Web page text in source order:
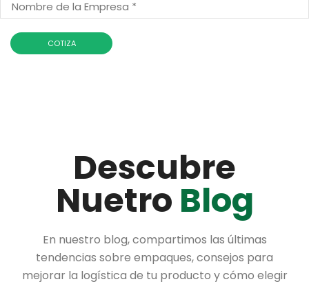
Descubre
Nuetro Blog
En nuestro blog, compartimos las últimas
tendencias sobre empaques, consejos para
mejorar la logística de tu producto y cómo elegir